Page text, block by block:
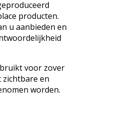
producten.
u aanbieden en
voor zover
en
worden.